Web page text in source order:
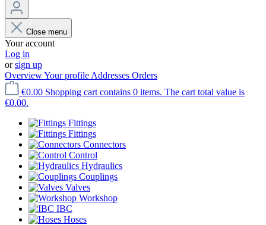
Close menu
Your account
Log in
orsign up
OverviewYour profile Addresses Orders
€0.00 Shopping cart contains 0 items. The cart total value is
€0.00.
Fittings
Fittings
Connectors
Control
Hydraulics
Couplings
Valves
Workshop
IBC
Hoses